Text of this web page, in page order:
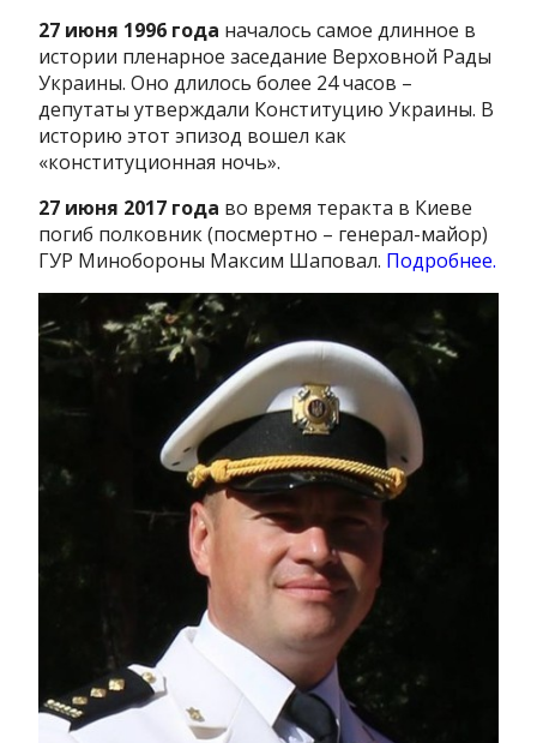
27 июня 1996 года началось самое длинное в
истории пленарное заседание Верховной Рады
Украины. Оно длилось более 24 часов –
депутаты утверждали Конституцию Украины. В
историю этот эпизод вошел как
«конституционная ночь».
27 июня 2017 года во время теракта в Киеве
погиб полковник (посмертно – генерал-майор)
ГУР Минобороны Максим Шаповал. Подробнее.